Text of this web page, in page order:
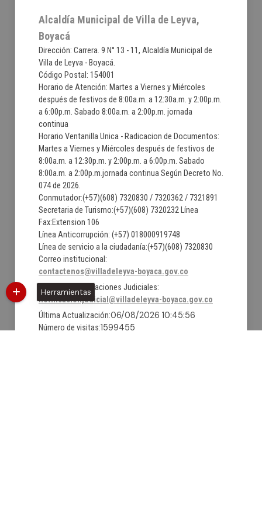
Alcaldía Municipal de Villa de Leyva,
Boyacá
Dirección: Carrera. 9 N° 13 - 11, Alcaldía Municipal de
Villa de Leyva - Boyacá.
Código Postal: 154001
Horario de Atención: Martes a Viernes y Miércoles
después de festivos de 8:00a.m. a 12:30a.m. y 2:00p.m.
a 6:00p.m. Sabado 8:00a.m. a 2:00p.m. jornada
continua
Horario Ventanilla Unica - Radicacion de Documentos:
Martes a Viernes y Miércoles después de festivos de
8:00a.m. a 12:30p.m. y 2:00p.m. a 6:00p.m. Sabado
8:00a.m. a 2:00p.m.jornada continua Según Decreto No.
074 de 2026.
Conmutador:(+57)(608) 7320830 / 7320362 / 7321891
Secretaria de Turismo:(+57)(608) 7320232 Línea
Fax:Extension 106
Línea Anticorrupción: (+57) 018000919748
Línea de servicio a la ciudadanía:(+57)(608) 7320830
Correo institucional:
contactenos@villadeleyva-boyaca.gov.co
Correo de Notificaciones Judiciales:
notificacionjudicial@villadeleyva-boyaca.gov.co
Última Actualización:06/08/2026 10:45:56
Número de visitas:1599455
Herramientas